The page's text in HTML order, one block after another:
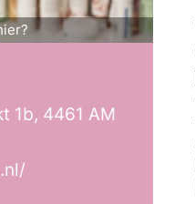
1b, 4461 AM